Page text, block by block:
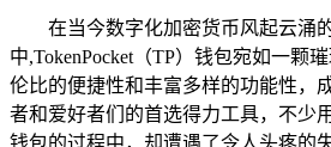
在当今数字化加密货币风起云涌
中,TokenPocket（TP）钱包宛如一颗
伦比的便捷性和丰富多样的功能性，
者和爱好者们的首选得力工具，不少
钱包的过程中，却遭遇了令人头疼的